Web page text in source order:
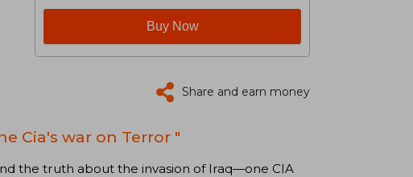
Buy Now
Share and earn money
Cia's war on Terror "
the truth about the invasion of Iraq—one CIA